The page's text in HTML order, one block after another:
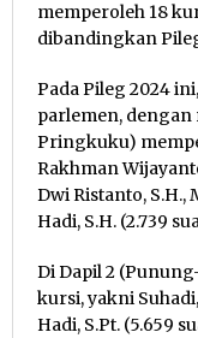
memperoleh 18
dibandingkan
Pada Pileg 2024
parlemen, dengan
Pringkuku)
Rakhman
Dwi Ristanto, S.H.,
Hadi, S.H. (2.739
Di Dapil 2
kursi, yakni
Hadi, S.Pt. (5.659